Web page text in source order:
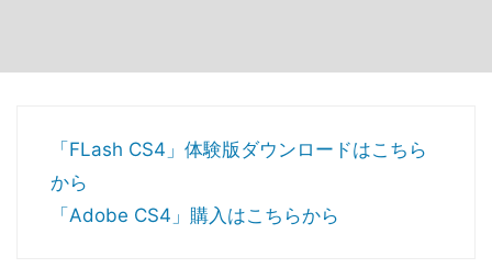
「FLash CS4」体験版ダウンロードはこちら
から
「Adobe CS4」購入はこちらから